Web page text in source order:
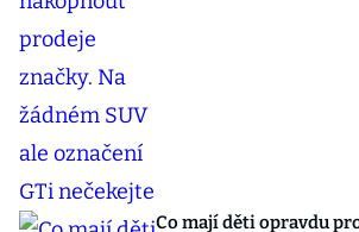
Co mají děti opravdu